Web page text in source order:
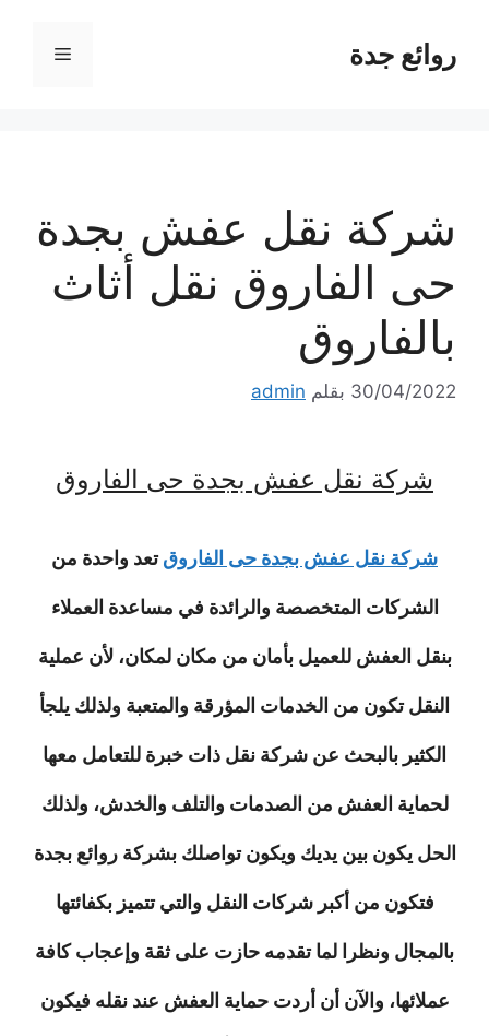
روائع جدة القائمة
شركة نقل عفش بجدة
حى الفاروق نقل أثاث
بالفاروق
30/04/2022 بقلم admin
شركة نقل عفش بجدة حى الفاروق
شركة نقل عفش بجدة حى الفاروقتعد واحدة من
الشركات المتخصصة والرائدة في مساعدة العملاء
بنقل العفش للعميل بأمان من مكان لمكان، لأن عملية
النقل تكون من الخدمات المؤرقة والمتعبة ولذلك يلجأ
الكثير بالبحث عن شركة نقل ذات خبرة للتعامل معها
لحماية العفش من الصدمات والتلف والخدش، ولذلك
الحل يكون بين يديك ويكون تواصلك بشركة روائع بجدة
فتكون من أكبر شركات النقل والتي تتميز بكفائتها
بالمجال ونظرا لما تقدمه حازت على ثقة وإعجاب كافة
عملائها، والآن أن أردت حماية العفش عند نقله فيكون